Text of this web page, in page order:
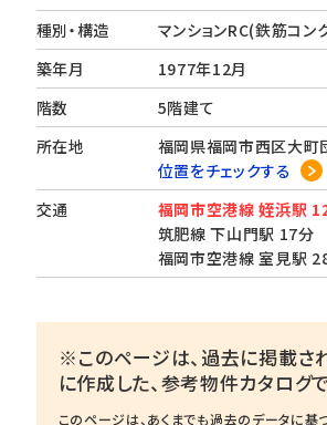
種別・構造
マンションRC(鉄筋コン
築年月
1977年12月
階数
5階建て
所在地
福岡県福岡市西区大町
位置をチェックする
交通
福岡市空港線 姪浜駅
筑肥線 下山門駅 17分
福岡市空港線 室見駅
※このページは、過去に掲載さ
に作成した、参考物件カタログで
このページは、あくまでも過去のデータに基